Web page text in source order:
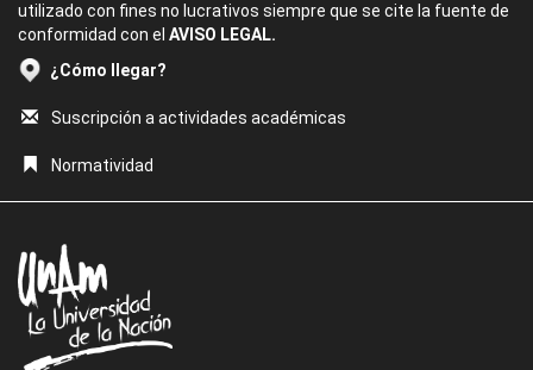
utilizado con fines no lucrativos siempre que se cite la fuente de
conformidad con el AVISO LEGAL.
¿Cómo llegar?
Suscripción a actividades académicas
Normatividad